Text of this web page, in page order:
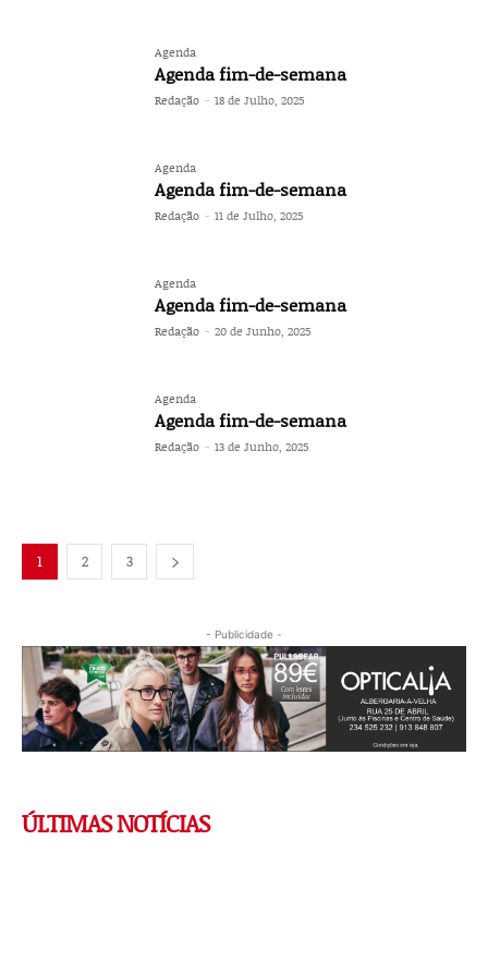
Agenda
Agenda fim-de-semana
Redação - 18 de Julho, 2025
Agenda
Agenda fim-de-semana
Redação - 11 de Julho, 2025
Agenda
Agenda fim-de-semana
Redação - 20 de Junho, 2025
Agenda
Agenda fim-de-semana
Redação - 13 de Junho, 2025
1 2 3
- Publicidade -
ÚLTIMAS NOTÍCIAS